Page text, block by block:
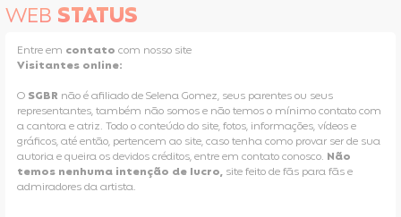
WEB STATUS
Entre em contato com nosso site
Visitantes online:
O SGBR não é afiliado de Selena Gomez, seus parentes ou seus
representantes, também não somos e não temos o mínimo contato com
a cantora e atriz. Todo o conteúdo do site, fotos, informações, vídeos e
gráficos, até então, pertencem ao site, caso tenha como provar ser de sua
autoria e queira os devidos créditos, entre em contato conosco. Não
temos nenhuma intenção de lucro, site feito de fãs para fãs e
admiradores da artista.